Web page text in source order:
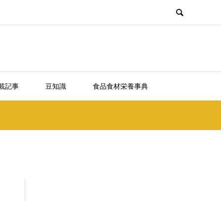
記事 豆知識 食品食材栄養事典